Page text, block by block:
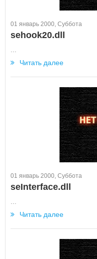
01 январь 2000, Суббота
sehook20.dll
Читать далее
01 январь 2000, Суббота
seInterface.dll
Читать далее